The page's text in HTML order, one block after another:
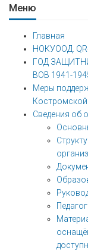
Меню
Главная
НОКУООД.
ГОД
ВОВ 1941-
Меры
Сведения об